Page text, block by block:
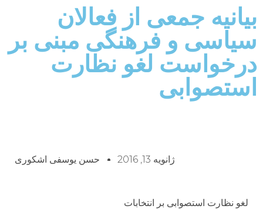
بیانیه جمعی از فعالان
سیاسی و فرهنگی مبنی بر
درخواست لغو نظارت
استصوابی
ژانویه 13, 2016 حسن یوسفی اشکوری
لغو نظارت استصوابی بر انتخابات